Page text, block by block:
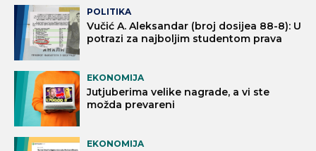
POLITIKA
Vučić A. Aleksandar (broj dosijea 88-8): U
potrazi za najboljim studentom prava
EKONOMIJA
Jutjuberima velike nagrade, a vi ste
možda prevareni
EKONOMIJA